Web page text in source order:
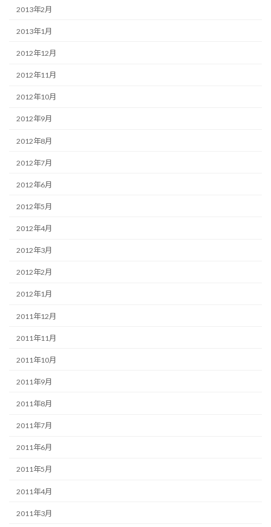
2013年2月
2013年1月
2012年12月
2012年11月
2012年10月
2012年9月
2012年8月
2012年7月
2012年6月
2012年5月
2012年4月
2012年3月
2012年2月
2012年1月
2011年12月
2011年11月
2011年10月
2011年9月
2011年8月
2011年7月
2011年6月
2011年5月
2011年4月
2011年3月